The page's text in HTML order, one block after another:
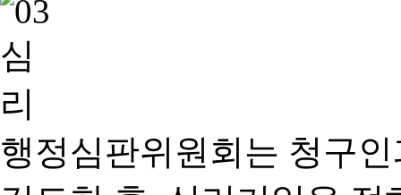
행정심판위원회는 청구